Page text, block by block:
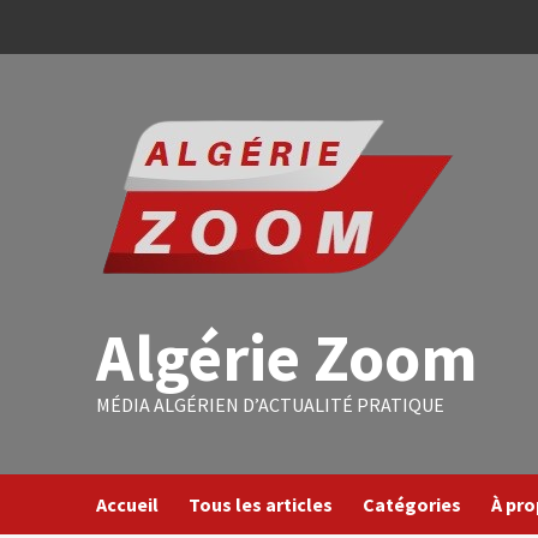
Algérie Zoom
MÉDIA ALGÉRIEN D’ACTUALITÉ PRATIQUE
Accueil Tous les articles Catégories À